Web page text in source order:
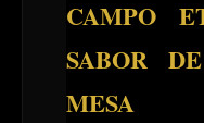
CAMPO
SABOR
MESA